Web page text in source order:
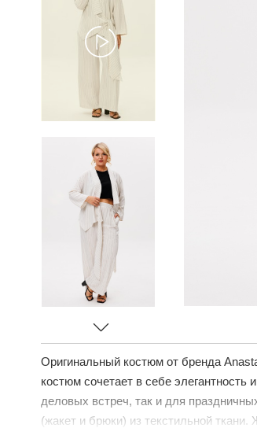
Оригинальный костюм от бренда
костюм сочетает в себе
деловых встреч, так и для
(жакет и брюки) из текстильной ткани.